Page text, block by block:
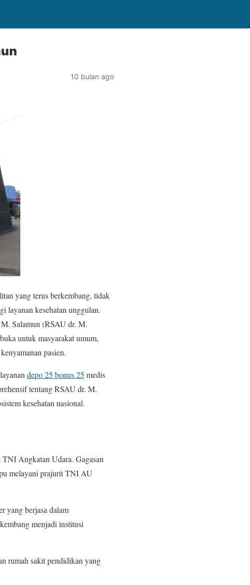
10 bulan ago
yang terus berkembang, tidak
layanan kesehatan unggulan.
Salamun (RSAU dr. M.
untuk masyarakat umum,
pasien.
depo 25 bonus 25 medis
tentang RSAU dr. M.
kesehatan nasional.
Angkatan Udara. Gagasan
melayani prajurit TNI AU
yang berjasa dalam
menjadi institusi
rumah sakit pendidikan yang